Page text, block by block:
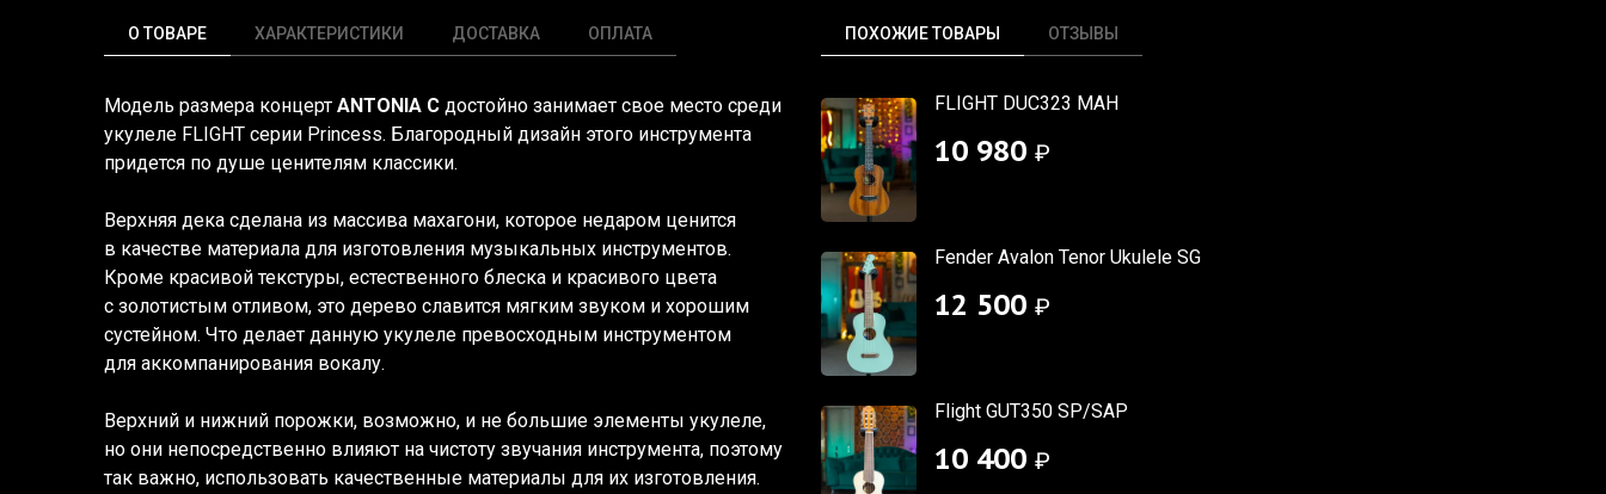
О ТОВАРЕ ХАРАКТЕРИСТИКИ ДОСТАВКА ОПЛАТА
Модель размера концерт ANTONIA C достойно занимает свое место среди
укулеле FLIGHT серии Princess. Благородный дизайн этого инструмента
придется по душе ценителям классики.
Верхняя дека сделана из массива махагони, которое недаром ценится
в качестве материала для изготовления музыкальных инструментов.
Кроме красивой текстуры, естественного блеска и красивого цвета
с золотистым отливом, это дерево славится мягким звуком и хорошим
сустейном. Что делает данную укулеле превосходным инструментом
для аккомпанирования вокалу.
Верхний и нижний порожки, возможно, и не большие элементы укулеле,
но они непосредственно влияют на чистоту звучания инструмента, поэтому
так важно, использовать качественные материалы для их изготовления.
ПОХОЖИЕ ТОВАРЫ ОТЗЫВЫ
FLIGHT DUC323 MAH
10 980 ₽
Fender Avalon Tenor Ukulele SG
12 500 ₽
Flight GUT350 SP/SAP
10 400 ₽